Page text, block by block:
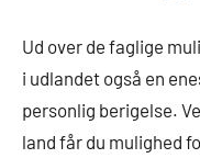
Ud over de faglige
i udlandet også en
personlig berigelse.
land får du mulighed